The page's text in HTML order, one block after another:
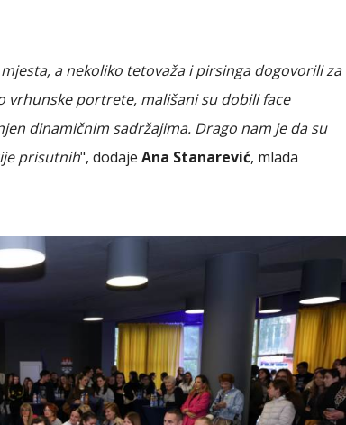
a nekoliko tetovaža i pirsinga dogovorili za
vrhunske portrete, mališani su dobili face
dinamičnim sadržajima. Drago nam je da su
prisutnih", dodaje Ana Stanarević, mlada